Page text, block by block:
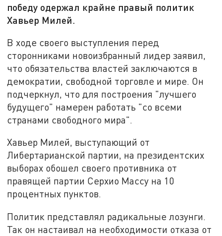
победу одержал крайне правый политик
Хавьер Милей.
В ходе своего выступления перед
сторонниками новоизбранный лидер заявил,
что обязательства властей заключаются в
демократии, свободной торговле и мире. Он
подчеркнул, что для построения "лучшего
будущего" намерен работать "со всеми
странами свободного мира".
Хавьер Милей, выступающий от
Либертарианской партии, на президентских
выборах обошел своего противника от
правящей партии Серхио Массу на 10
процентных пунктов.
Политик представлял радикальные лозунги.
Так он настаивал на необходимости отказа от